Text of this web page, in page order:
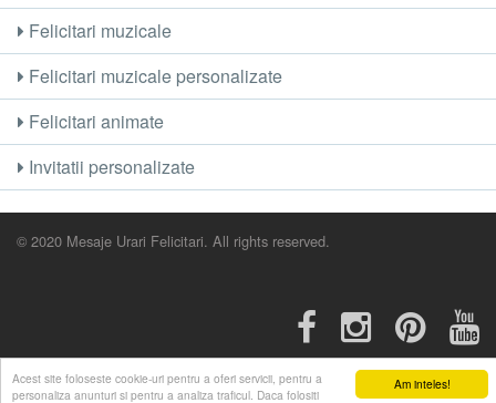
Am inteles!
Acest site foloseste cookie-uri pentru a oferi servicii, pentru a
personaliza anunturi si pentru a analiza traficul. Daca folositi
Felicitari muzicale
Felicitari muzicale personalizate
Felicitari animate
Invitatii personalizate
© 2020 Mesaje Urari Felicitari. All rights reserved.